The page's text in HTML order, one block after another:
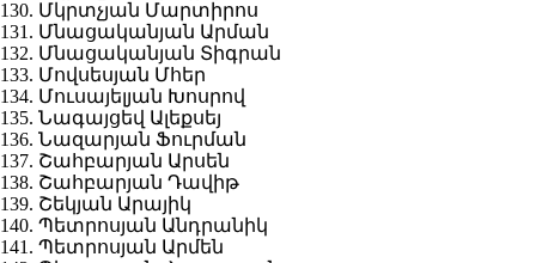
130. Մկրտչյան Մարտիրոս
131. Մնացականյան Արման
132. Մնացականյան Տիգրան
133. Մովսեսյան Մհեր
134. Մուսայելյան Խոսրով
135. Նագայցեվ Ալեքսեյ
136. Նազարյան Ֆուրման
137. Շահբարյան Արսեն
138. Շահբարյան Դավիթ
139. Շեկյան Արայիկ
140. Պետրոսյան Անդրանիկ
141. Պետրոսյան Արմեն